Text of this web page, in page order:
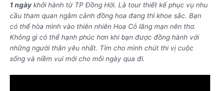
1 ngày khởi hành từ TP Đồng Hới. Là tour thiết kế phục vụ nhu
cầu tham quan ngắm cảnh đồng hoa đang thì khoe sắc. Bạn
có thể hòa mình vào thiên nhiên Hoa Cỏ lãng mạn nên thơ.
Không gì có thể hạnh phúc hơn khi bạn được đồng hành với
những người thân yêu nhất. Tìm cho mình chút thi vị cuộc
sống và niềm vui mới cho mỗi ngày qua đi.